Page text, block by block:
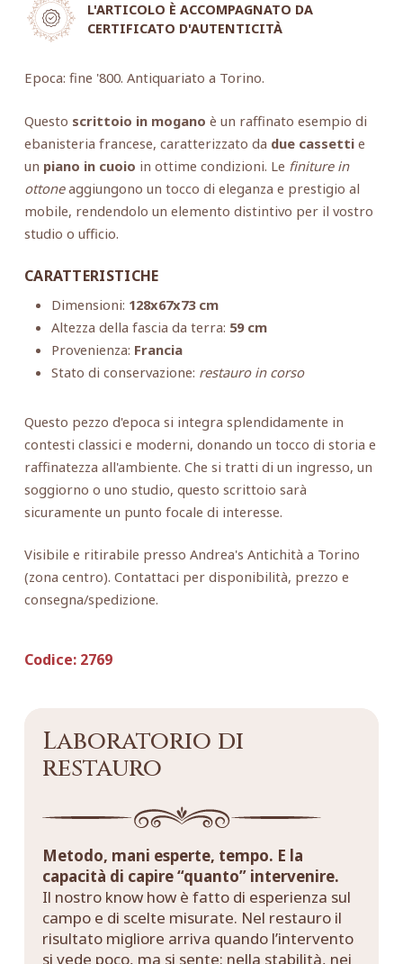
L'ARTICOLO È ACCOMPAGNATO DA
CERTIFICATO D'AUTENTICITÀ
Epoca: fine '800. Antiquariato a Torino.
Questo scrittoio in mogano è un raffinato esempio di
ebanisteria francese, caratterizzato da due cassettie
un piano in cuoio in ottime condizioni. Le finiture in
ottoneaggiungono un tocco di eleganza e prestigio al
mobile, rendendolo un elemento distintivo per il vostro
studio o ufficio.
CARATTERISTICHE
Dimensioni: 128x67x73 cm
Altezza della fascia da terra: 59 cm
Provenienza: Francia
Stato di conservazione: restauro in corso
Questo pezzo d'epoca si integra splendidamente in
contesti classici e moderni, donando un tocco di storia e
raffinatezza all'ambiente. Che si tratti di un ingresso, un
soggiorno o uno studio, questo scrittoio sarà
sicuramente un punto focale di interesse.
Visibile e ritirabile presso Andrea's Antichità a Torino
(zona centro). Contattaci per disponibilità, prezzo e
consegna/spedizione.
Codice:2769
Laboratorio di
restauro
Metodo, mani esperte, tempo. E la
capacità di capire “quanto” intervenire.
Il nostro know how è fatto di esperienza sul
campo e di scelte misurate. Nel restauro il
risultato migliore arriva quando l’intervento
si vede poco, ma si sente: nella stabilità, nei